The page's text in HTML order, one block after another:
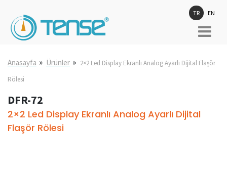
TR EN
Anasayfa » Ürünler » 2×2 Led Display Ekranlı Analog Ayarlı Dijital Flaşör
Rölesi
DFR-72
2×2 Led Display Ekranlı Analog Ayarlı Dijital
Flaşör Rölesi